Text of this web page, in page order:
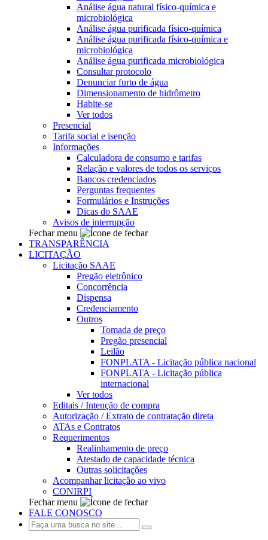
Análise água natural físico-química e
microbiológica
Análise água purificada físico-química
Análise água purificada físico-química e
microbiológica
Análise água purificada microbiológica
Consultar protocolo
Denunciar furto de água
Dimensionamento de hidrômetro
Habite-se
Ver todos
Presencial
Tarifa social e isenção
Informações
Calculadora de consumo e tarifas
Relação e valores de todos os serviços
Bancos credenciados
Perguntas frequentes
Formulários e Instruções
Dicas do SAAE
Avisos de interrupção
Fechar menu
TRANSPARÊNCIA
LICITAÇÃO
Licitação SAAE
Pregão eletrônico
Concorrência
Dispensa
Credenciamento
Outros
Tomada de preço
Pregão presencial
Leilão
FONPLATA - Licitação pública nacional
FONPLATA - Licitação pública
internacional
Ver todos
Editais / Intenção de compra
Autorização / Extrato de contratação direta
ATAs e Contratos
Requerimentos
Realinhamento de preço
Atestado de capacidade técnica
Outras solicitações
Acompanhar licitação ao vivo
CONIRPI
Fechar menu
FALE CONOSCO